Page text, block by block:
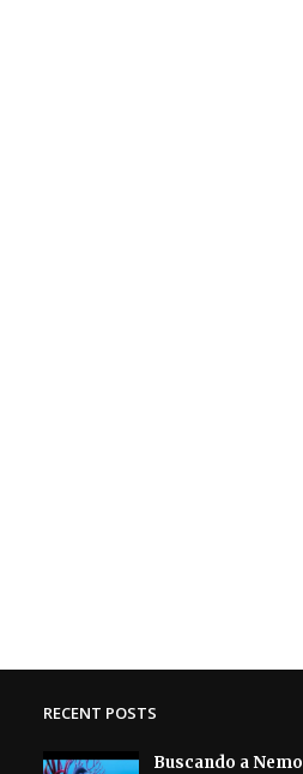
RECENT POSTS
Buscando a Nemo